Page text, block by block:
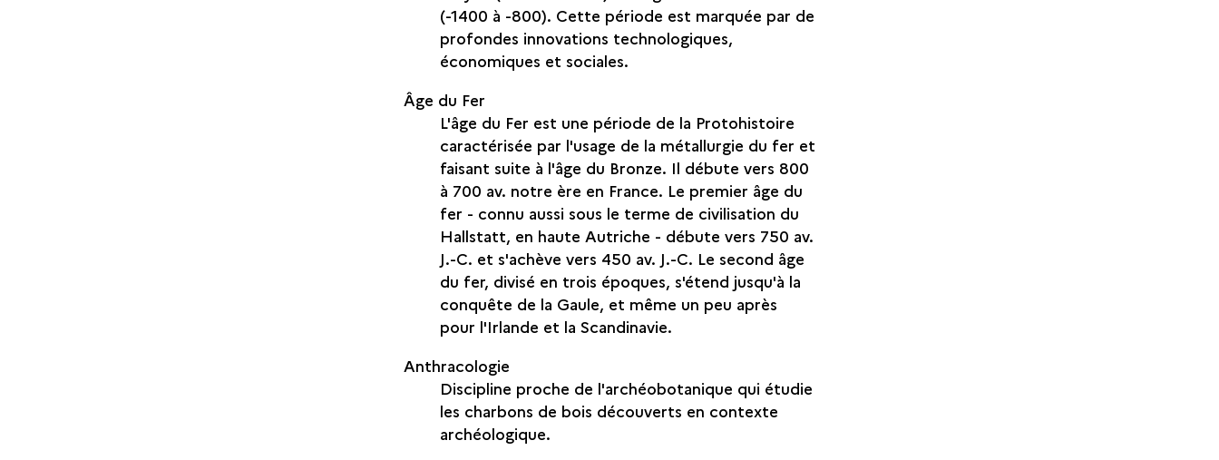
(-1400 à -800). Cette période est marquée par de
profondes innovations technologiques,
économiques et sociales.
Âge du Fer
L'âge du Fer est une période de la Protohistoire
caractérisée par l'usage de la métallurgie du fer et
faisant suite à l'âge du Bronze. Il débute vers 800
à 700 av. notre ère en France. Le premier âge du
fer - connu aussi sous le terme de civilisation du
Hallstatt, en haute Autriche - débute vers 750 av.
J.-C. et s'achève vers 450 av. J.-C. Le second âge
du fer, divisé en trois époques, s'étend jusqu'à la
conquête de la Gaule, et même un peu après
pour l'Irlande et la Scandinavie.
Anthracologie
Discipline proche de l'archéobotanique qui étudie
les charbons de bois découverts en contexte
archéologique.